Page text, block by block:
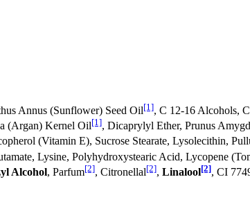
Annus (Sunflower) Seed Oil[1], C 12-16 Alcohols,
(Argan) Kernel Oil[1], Dicaprylyl Ether, Prunus
(Vitamin E), Sucrose Stearate, Lysolecithin,
Lysine, Polyhydroxystearic Acid, Lycopene
Alcohol, Parfum[2], Citronellal[2], Linalool[2], CI